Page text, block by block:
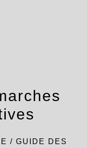
/ GUIDE DES